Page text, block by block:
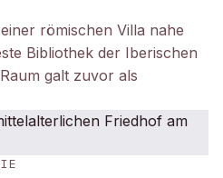
römischen Villa nahe
Bibliothek der Iberischen
galt zuvor als